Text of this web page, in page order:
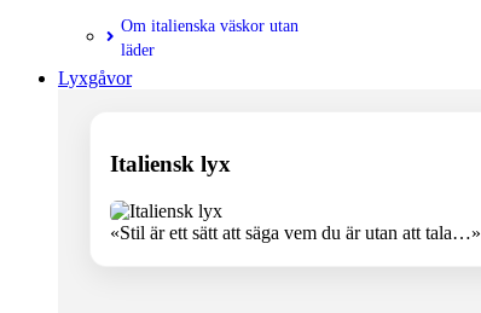
Om italienska väskor utan
läder
Lyxgåvor
Italiensk lyx
«Stil är ett sätt att säga vem du är utan att tala…»